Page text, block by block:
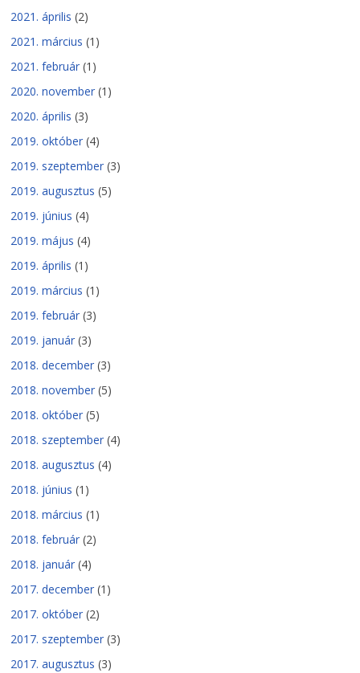
2021. április (2)
2021. március (1)
2021. február (1)
2020. november (1)
2020. április (3)
2019. október (4)
2019. szeptember (3)
2019. augusztus (5)
2019. június (4)
2019. május (4)
2019. április (1)
2019. március (1)
2019. február (3)
2019. január (3)
2018. december (3)
2018. november (5)
2018. október (5)
2018. szeptember (4)
2018. augusztus (4)
2018. június (1)
2018. március (1)
2018. február (2)
2018. január (4)
2017. december (1)
2017. október (2)
2017. szeptember (3)
2017. augusztus (3)